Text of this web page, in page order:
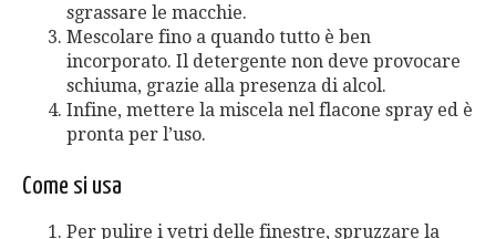
sgrassare le macchie.
Mescolare fino a quando tutto è ben
incorporato. Il detergente non deve provocare
schiuma, grazie alla presenza di alcol.
Infine, mettere la miscela nel flacone spray ed è
pronta per l’uso.
Come si usa
Per pulire i vetri delle finestre, spruzzare la